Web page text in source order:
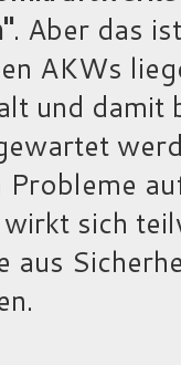
. Aber das
AKWs
und
sich
aus